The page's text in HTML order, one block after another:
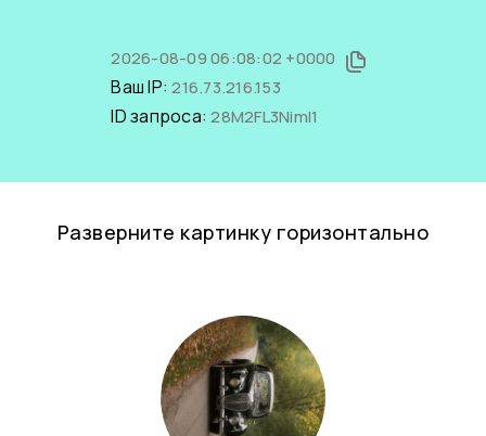
2026-08-09 06:08:02 +0000
Ваш IP:216.73.216.153
ID запроса:28M2FL3NimI1
Разверните картинку горизонтально